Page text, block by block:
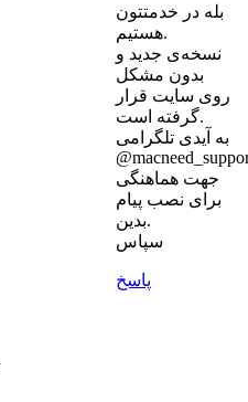
بله در خدمتتون
هستیم.
نسخه‌ی جدید و
بدون مشکل
روی سایت قرار
گرفته است.
به آیدی تلگرامی
جهت هماهنگی
برای نصب پیام
بدین.
سپاس
پاسخ